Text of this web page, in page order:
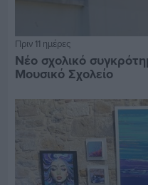
Πριν 11 ημέρες
Νέο σχολικό
Μουσικό Σχολείο